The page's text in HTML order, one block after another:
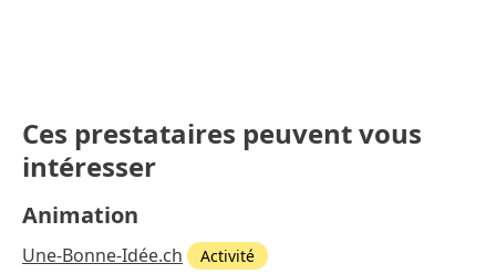
Ces prestataires peuvent vous
intéresser
Animation
Une-Bonne-Idée.ch Activité